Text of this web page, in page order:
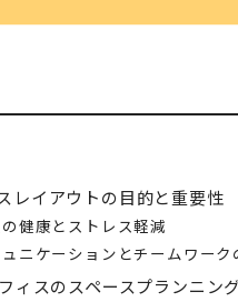
レイアウトの目的と重要性
健康とストレス軽減
ニケーションとチームワーク
ィスのスペースプランニン